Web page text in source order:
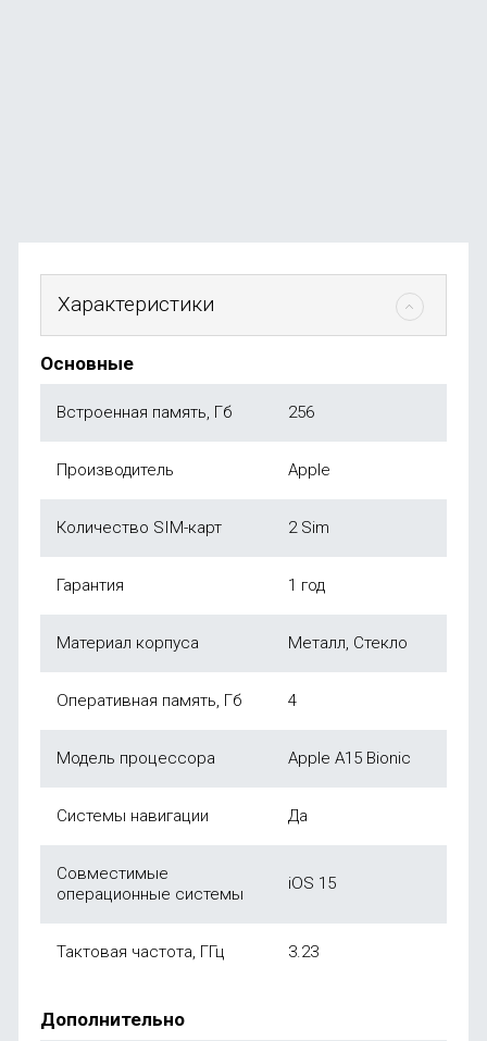
Характеристики
Основные
Встроенная память, Гб 256
Производитель Apple
Количество SIM-карт 2 Sim
Гарантия 1 год
Материал корпуса Металл, Стекло
Оперативная память, Гб 4
Модель процессора Apple A15 Bionic
Системы навигации Да
Совместимые
операционные системы
iOS 15
Тактовая частота, ГГц 3.23
Дополнительно